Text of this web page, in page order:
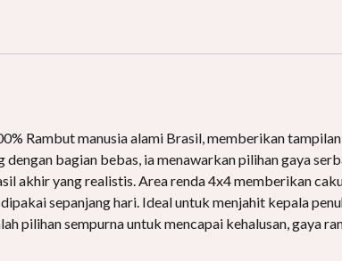
Rambut manusia alami Brasil, memberikan
bagian bebas, ia menawarkan pilihan gaya
akhir yang realistis. Area renda 4x4 memberikan
sepanjang hari. Ideal untuk menjahit kepala
pilihan sempurna untuk mencapai kehalusan, gaya